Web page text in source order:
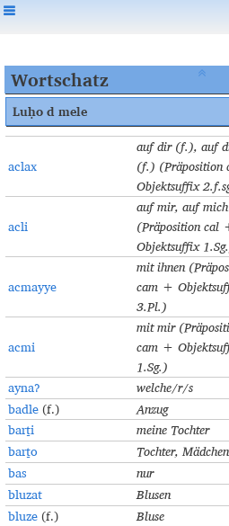
Wortschatz
Luḥod mele
aclax
auf dir (f.), auf
(f.)
Objektsuffix
acli
auf mir, auf mich
(Präposition cal
Objektsuffix
acmayye
mit ihnen
cam +
3.Pl.)
acmi
mit mir
cam +
1.Sg.)
ayna? welche/r/s
badle(f.) Anzug
barṯi meine Tochter
barṯo Tochter, Mädchen
bas nur
bluzat Blusen
bluze(f.) Bluse